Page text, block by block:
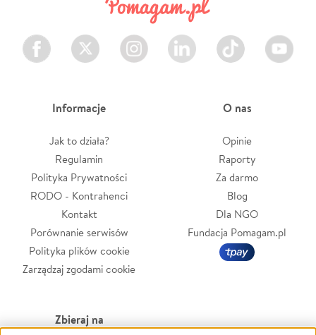
Facebook Twitter Instagram LinkedIn TikTok Youtube
Informacje
Jak to działa?
Regulamin
Polityka Prywatności
RODO - Kontrahenci
Kontakt
Porównanie serwisów
Polityka plików cookie
Zarządzaj zgodami cookie
O nas
Opinie
Raporty
Za darmo
Blog
Dla NGO
Fundacja Pomagam.pl
Zbieraj na